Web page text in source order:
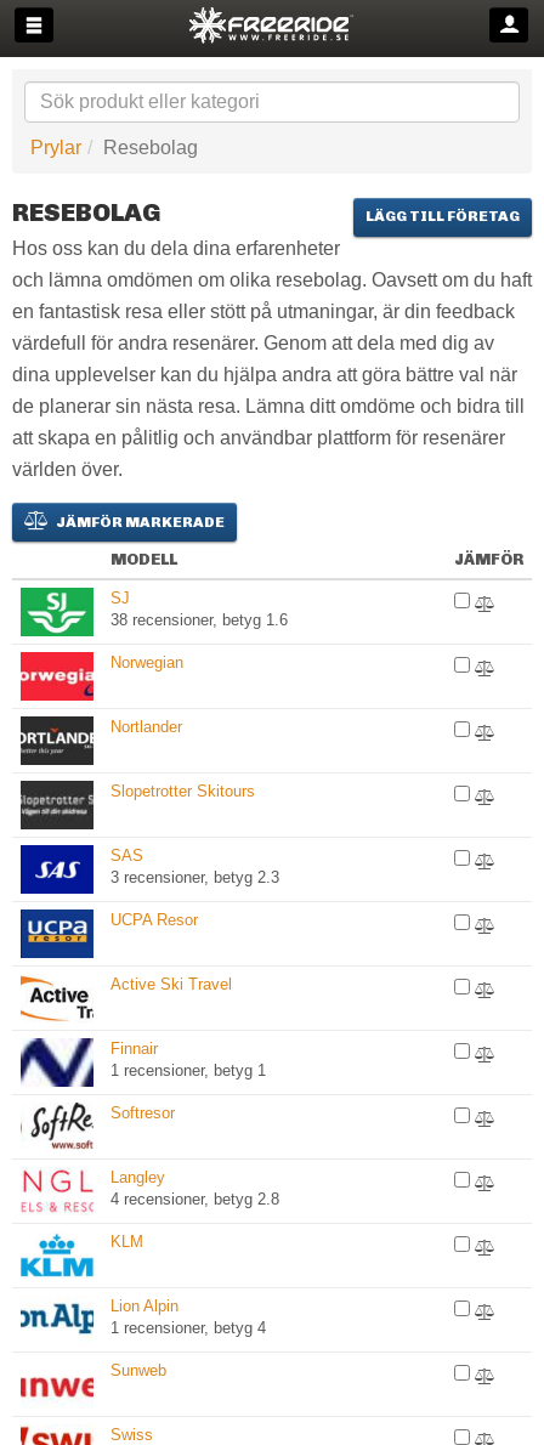
Prylar Resebolag
LÄGG TILL FÖRETAG
RESEBOLAG
Hos oss kan du dela dina erfarenheter
och lämna omdömen om olika resebolag. Oavsett om du haft
en fantastisk resa eller stött på utmaningar, är din feedback
värdefull för andra resenärer. Genom att dela med dig av
dina upplevelser kan du hjälpa andra att göra bättre val när
de planerar sin nästa resa. Lämna ditt omdöme och bidra till
att skapa en pålitlig och användbar plattform för resenärer
världen över.
JÄMFÖR MARKERADE
MODELL JÄMFÖR
SJ
38 recensioner, betyg 1.6
Norwegian
Nortlander
Slopetrotter Skitours
SAS
3 recensioner, betyg 2.3
UCPA Resor
Active Ski Travel
Finnair
1 recensioner, betyg 1
Softresor
Langley
4 recensioner, betyg 2.8
KLM
Lion Alpin
1 recensioner, betyg 4
Sunweb
Swiss